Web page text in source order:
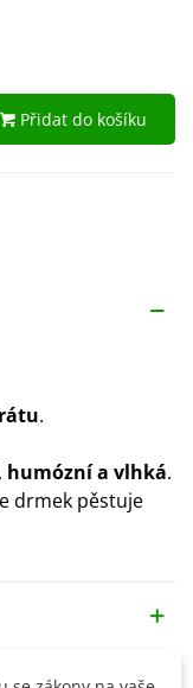
Přidat do košíku
.
, humózní a vlhká.
drmek pěstuje